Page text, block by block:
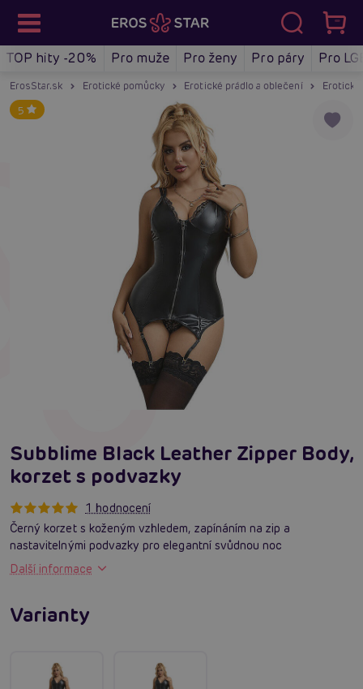
TOP hity -20% Pro muže Pro ženy Pro páry Pro
ErosStar.sk Erotické pomůcky Erotické prádlo a oblečení
5
Subblime Black Leather Zipper Body,
korzet s podvazky
1 hodnocení
Černý korzet s koženým vzhledem, zapínáním na zip a
nastavitelnými podvazky pro elegantní svůdnou noc
Další informace
Varianty